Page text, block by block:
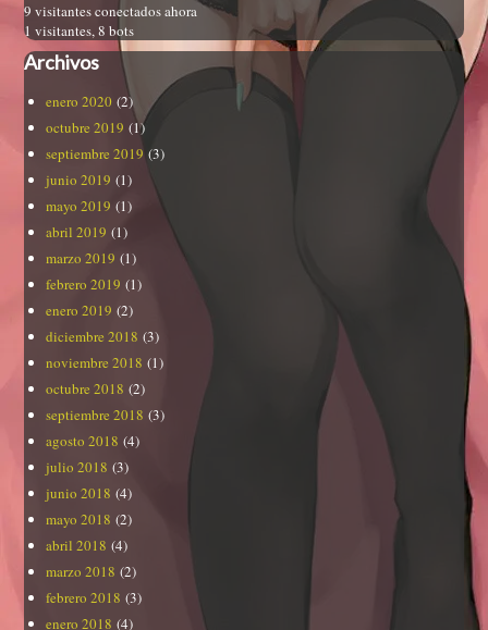
9 visitantes conectados ahora
1 visitantes,8 bots
Archivos
enero 2020 (2)
octubre 2019 (1)
septiembre 2019 (3)
junio 2019 (1)
mayo 2019 (1)
abril 2019 (1)
marzo 2019 (1)
febrero 2019 (1)
enero 2019 (2)
diciembre 2018 (3)
noviembre 2018 (1)
octubre 2018 (2)
septiembre 2018 (3)
agosto 2018 (4)
julio 2018 (3)
junio 2018 (4)
mayo 2018 (2)
abril 2018 (4)
marzo 2018 (2)
febrero 2018 (3)
enero 2018 (4)